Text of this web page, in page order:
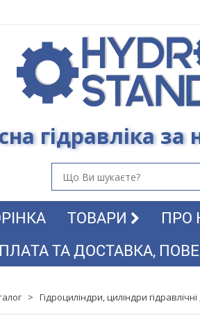
гідравліка
ТОВАРИ ПРО
ТА ДОСТАВКА,
> Гідроциліндри, циліндри